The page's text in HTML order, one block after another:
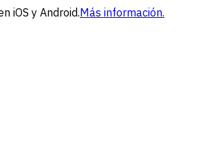
iOS y Android.Más información.